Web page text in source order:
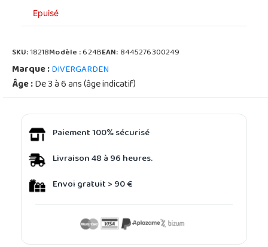
Epuisé
SKU:18218Modèle :624BEAN:8445276300249
Marque :DIVERGARDEN
Âge :De 3 à 6 ans (âge indicatif)
Paiement 100% sécurisé
Livraison 48 à 96 heures.
Envoi gratuit > 90 €